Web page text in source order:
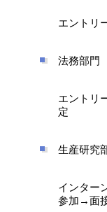
エントリ
法務部門
エントリ
定
生産研究
インター
参加→面